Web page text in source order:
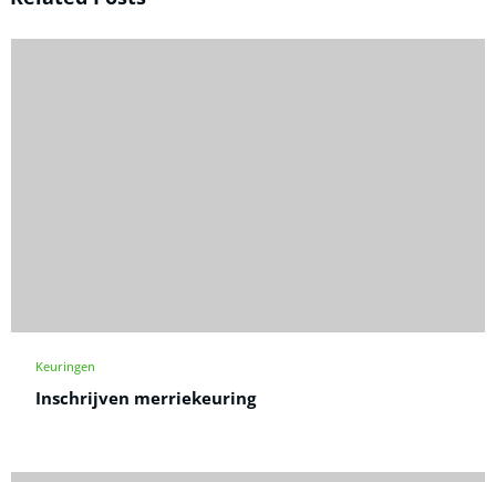
Keuringen
Inschrijven merriekeuring